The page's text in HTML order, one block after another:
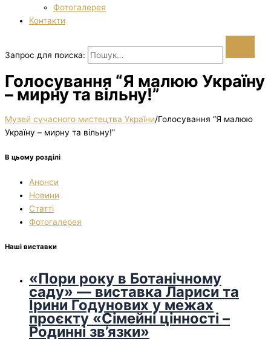
Фотогалерея
Контакти
Запрос для поиска:
Голосування “Я малюю Україну
– мирну та вільну!”
Музей сучасного мистецтва України/Голосування “Я малюю
Україну – мирну та вільну!”
В цьому розділі
Анонси
Новини
Статті
Фотогалерея
Наші виставки
«Пори року в Ботанічному
саду» — виставка Лариси та
Ірини Годунових у межах
проєкту «Сімейні цінності –
Родинні зв’язки»